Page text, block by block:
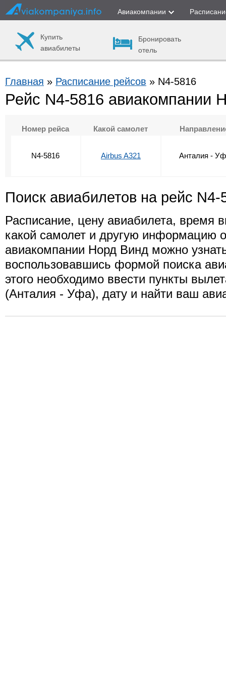
Авиакомпании
Купить
авиабилеты
Бронировать
отель
Главная » Расписание рейсов » N4-5816
Рейс N4-5816 авиакомпании
Номер рейса Какой самолет
N4-5816 Airbus A321 Анталия -
Поиск авиабилетов на рейс N4-
Расписание, цену авиабилета, время
какой самолет и другую информацию
авиакомпании Норд Винд можно
воспользовавшись формой поиска
этого необходимо ввести пункты
(Анталия - Уфа), дату и найти ваш